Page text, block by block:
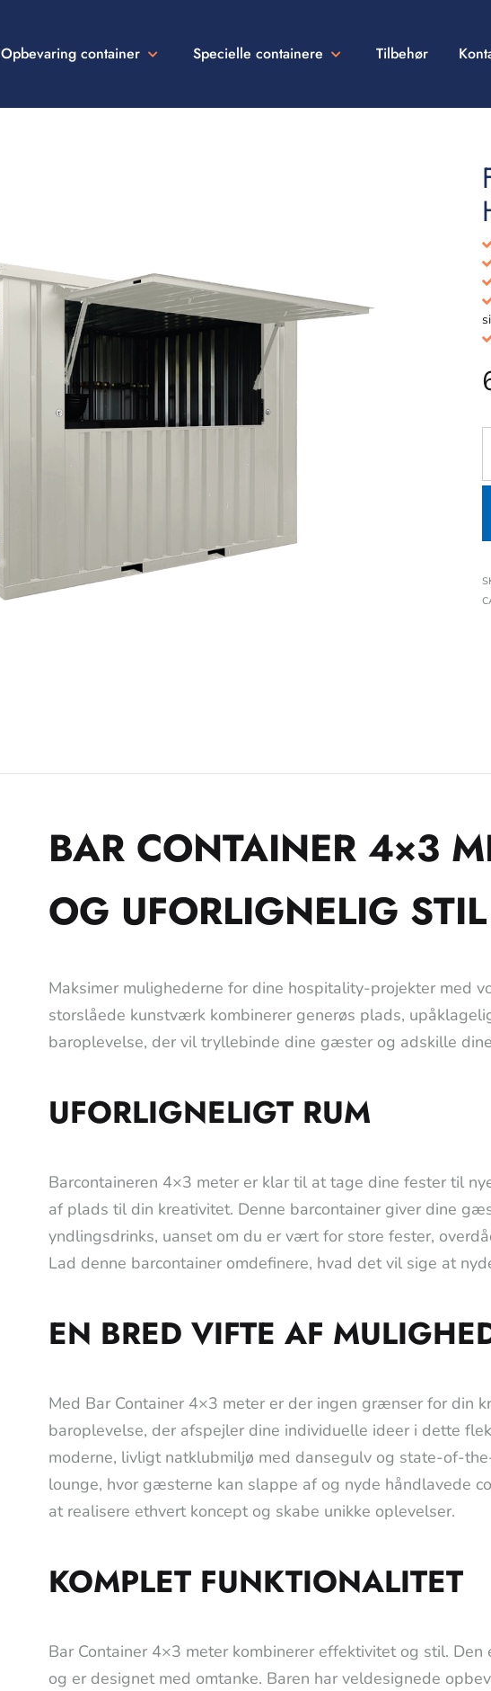
Opbevaring container Specielle containere Tilbehør
BAR CONTAINER 4×3
OG UFORLIGNELIG
Maksimer mulighederne for dine hospitality-projekter med
storslåede kunstværk kombinerer generøs plads,
baroplevelse, der vil tryllebinde dine gæster og adskille
UFORLIGNELIGT RUM
Barcontaineren 4×3 meter er klar til at tage dine fester til
af plads til din kreativitet. Denne barcontainer giver dine
yndlingsdrinks, uanset om du er vært for store fester,
Lad denne barcontainer omdefinere, hvad det vil sige at
EN BRED VIFTE AF
Med Bar Container 4×3 meter er der ingen grænser for din
baroplevelse, der afspejler dine individuelle ideer i dette
moderne, livligt natklubmiljø med dansegulv og state-of-
lounge, hvor gæsterne kan slappe af og nyde håndlavede
at realisere ethvert koncept og skabe unikke oplevelser.
KOMPLET FUNKTIONALITET
Bar Container 4×3 meter kombinerer effektivitet og stil.
og er designet med omtanke. Baren har veldesignede